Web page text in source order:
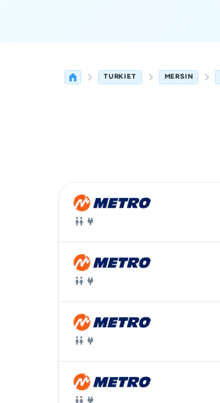
TURKIET MERSIN
Buss
Buss
Buss